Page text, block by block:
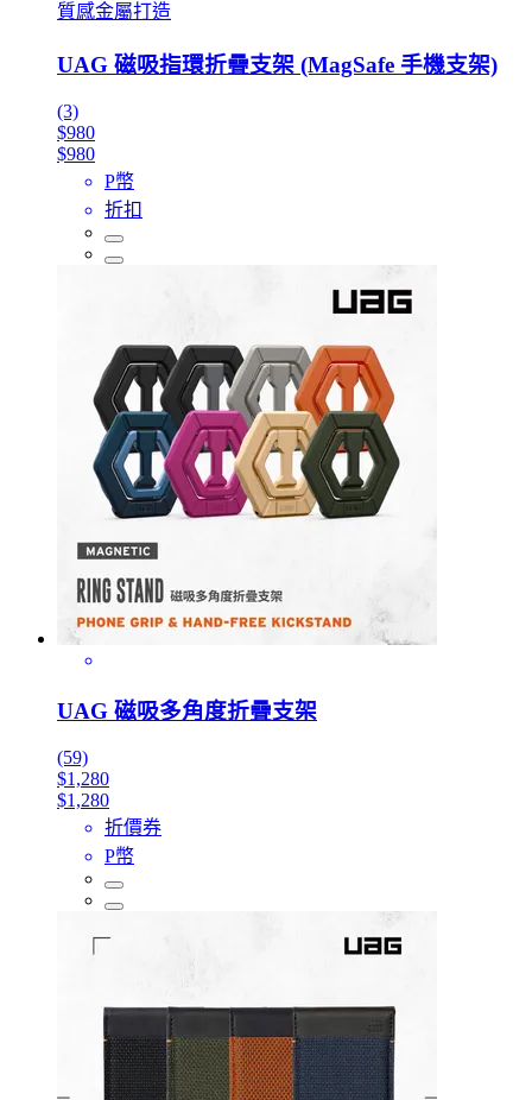
質感金屬打造
UAG 磁吸指環折疊支架 (MagSafe 手機支架)
(3)
$980
$980
P幣
折扣
UAG 磁吸多角度折疊支架
(59)
$1,280
$1,280
折價券
P幣